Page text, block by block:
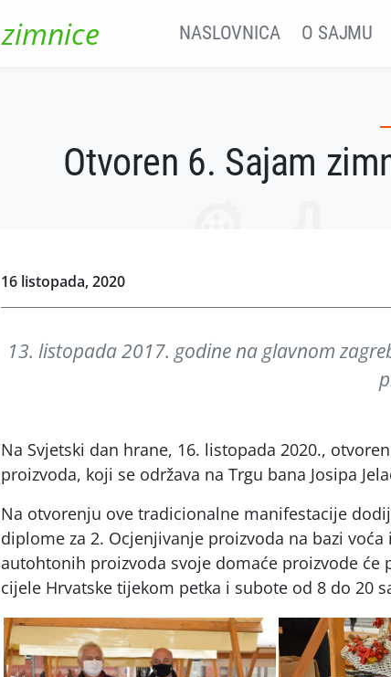
zimnice NASLOVNICA O SAJMU
Otvoren 6. Sajam
16 listopada, 2020
13. listopada 2017. godine na glavnom
Na Svjetski dan hrane, 16. listopada 2020.,
proizvoda, koji se održava na Trgu bana Josipa
Na otvorenju ove tradicionalne manifestacije
diplome za 2. Ocjenjivanje proizvoda na bazi
autohtonih proizvoda svoje domaće proizvode
cijele Hrvatske tijekom petka i subote od 8 do 20